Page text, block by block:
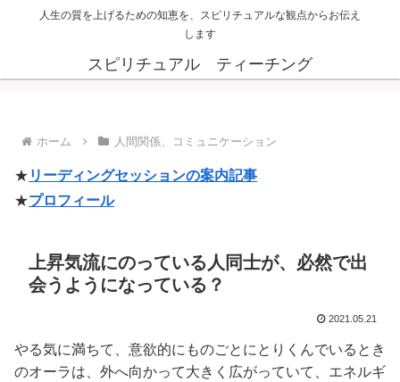
人生の質を上げるための知恵を、スピリチュアルな観点からお伝え
します
スピリチュアル ティーチング
ホーム 人間関係、コミュニケーション
★ リーディングセッションの案内記事
★プロフィール
上昇気流にのっている人同士が、必然で出
会うようになっている？
2021.05.21
やる気に満ちて、意欲的にものごとにとりくんでいるとき
のオーラは、外へ向かって大きく広がっていて、エネルギ